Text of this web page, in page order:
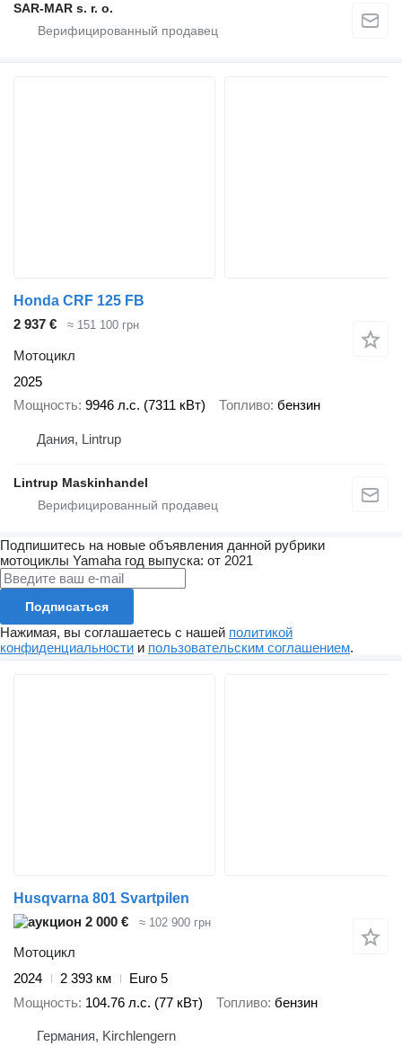
SAR-MAR s. r. o.
Honda CRF 125 FB
2 937 €
≈ 151 100 грн
Мотоцикл
2025
Мощность 9946 л.с. (7311 кВт) Топливо бензин
Дания, Lintrup
Lintrup Maskinhandel
Подпишитесь на новые объявления данной рубрики
мотоциклы Yamaha год выпуска: от 2021
Подписаться
Нажимая, вы соглашаетесь с нашей политикой
конфиденциальности и пользовательским соглашением.
Husqvarna 801 Svartpilen
2 000 €
≈ 102 900 грн
Мотоцикл
2024
2 393 км
Euro 5
Мощность 104.76 л.с. (77 кВт) Топливо бензин
Германия, Kirchlengern